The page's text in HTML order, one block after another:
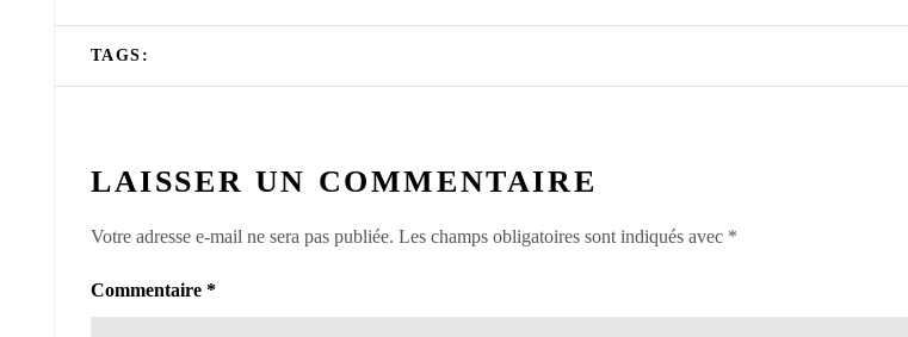
TAGS:
LAISSER UN COMMENTAIRE
Votre adresse e-mail ne sera pas publiée. Les champs obligatoires sont indiqués avec *
Commentaire *